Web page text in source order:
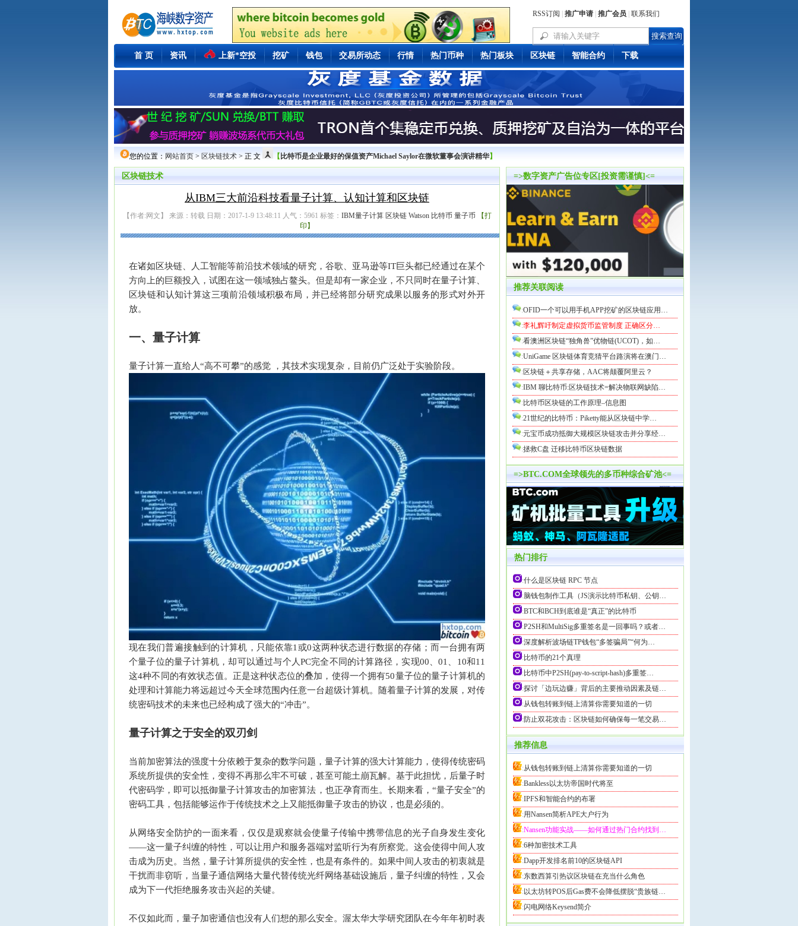
RSS订阅 推广申请 推广会员 联系我们
首 页 资讯 上新*空投 挖矿 钱包 交易所动态 行情 热门币种 热门板块 区块链 智能合约 下载
您的位置： 网站首页 > 区块链技术 > 正 文 【 比特币是企业最好的保值资产Michael Saylor在微软董事会演讲精华】
区块链技术
从IBM三大前沿科技看量子计算、认知计算和区块链
【作者:网文】 来源：转载 日期：2017-1-9 13:48:11 人气： 5961 标签： IBM量子计算 区块链 Watson 比特币 量子币
【打
印】
在诸如区块链、人工智能等前沿技术领域的研究，谷歌、亚马逊等IT巨头都已经通过在某个
方向上的巨额投入，试图在这一领域独占鳌头。但是却有一家企业，不只同时在量子计算、
区块链和认知计算这三项前沿领域积极布局，并已经将部分研究成果以服务的形式对外开
放。
一、量子计算
量子计算一直给人“高不可攀”的感觉 ，其技术实现复杂，目前仍广泛处于实验阶段。
现在我们普遍接触到的计算机，只能依靠1或0这两种状态进行数据的存储；而一台拥有两
个量子位的量子计算机，却可以通过与个人PC完全不同的计算路径，实现00、01、10和11
这4种不同的有效状态值。正是这种状态位的叠加，使得一个拥有50量子位的量子计算机的
处理和计算能力将远超过今天全球范围内任意一台超级计算机。随着量子计算的发展，对传
统密码技术的未来也已经构成了强大的“冲击”。
量子计算之于安全的双刃剑
当前加密算法的强度十分依赖于复杂的数学问题，量子计算的强大计算能力，使得传统密码
系统所提供的安全性，变得不再那么牢不可破，甚至可能土崩瓦解。基于此担忧，后量子时
代密码学，即可以抵御量子计算攻击的加密算法，也正孕育而生。长期来看，“量子安全”的
密码工具，包括能够运作于传统技术之上又能抵御量子攻击的协议，也是必须的。
从网络安全防护的一面来看，仅仅是观察就会使量子传输中携带信息的光子自身发生变化
——这一量子纠缠的特性，可以让用户和服务器端对监听行为有所察觉。这会使得中间人攻
击成为历史。当然，量子计算所提供的安全性，也是有条件的。如果中间人攻击的初衷就是
干扰而非窃听，当量子通信网络大量代替传统光纤网络基础设施后，量子纠缠的特性，又会
成为下一代拒绝服务攻击兴起的关键。
不仅如此而，量子加密通信也没有人们想的那么安全。渥太华大学研究团队在今年年初时表
=>数字资产广告位专区[投资需谨慎]<=
推荐关联阅读
:OFID一个可以用手机APP挖矿的区块链应用…
:李礼辉吁制定虚拟货币监管制度 正确区分…
:看澳洲区块链“独角兽”优物链(UCOT)，如…
:UniGame 区块链体育竞猜平台路演将在澳门…
: 区块链＋共享存储，AAC将颠覆阿里云？
:IBM 聊比特币:区块链技术=解决物联网缺陷…
: 比特币区块链的工作原理–信息图
:21世纪的比特币：Piketty能从区块链中学…
:元宝币成功抵御大规模区块链攻击并分享经…
:拯救C盘 迁移比特币区块链数据
=>BTC.COM全球领先的多币种综合矿池<=
热门排行
:什么是区块链 RPC 节点
:脑钱包制作工具（JS演示比特币私钥、公钥…
:BTC和BCH到底谁是“真正”的比特币
:P2SH和MultiSig多重签名是一回事吗？或者…
:深度解析波场链TP钱包“多签骗局”“何为…
: 比特币的21个真理
: 比特币中P2SH(pay-to-script-hash)多重签…
:探讨「边玩边赚」背后的主要推动因素及链…
:从钱包转账到链上清算你需要知道的一切
:防止双花攻击：区块链如何确保每一笔交易…
推荐信息
:从钱包转账到链上清算你需要知道的一切
:Bankless以太坊帝国时代将至
:IPFS和智能合约的布署
:用Nansen简析APE大户行为
:Nansen功能实战——如何通过热门合约找到…
:6种加密技术工具
:Dapp开发排名前10的区块链API
:东数西算引热议区块链在充当什么角色
: 以太坊转POS后Gas费不会降低摆脱“贵族链…
:闪电网络Keysend简介